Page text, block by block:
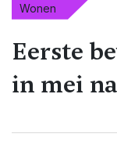
Wonen
Eerste
in mei